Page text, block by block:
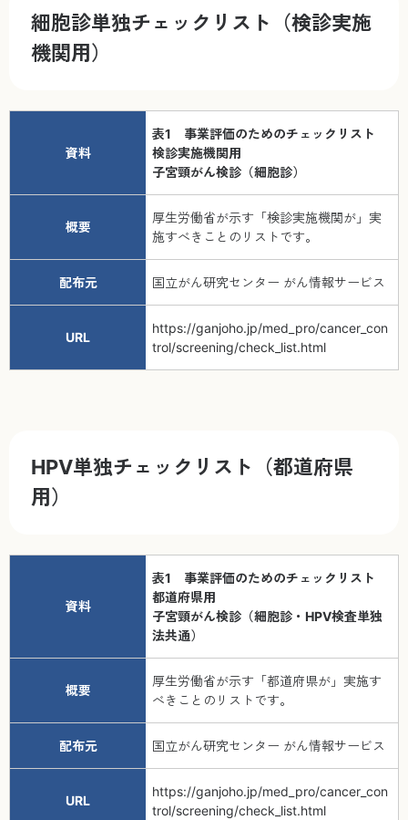
細胞診単独チェックリスト（検診実施
機関用）
資料
表1 事業評価のためのチェックリスト
検診実施機関用
子宮頸がん検診（細胞診）
概要
厚生労働省が示す「検診実施機関が」実
施すべきことのリストです。
配布元 国立がん研究センター がん情報サービス
URL
https://ganjoho.jp/med_pro/cancer_con
trol/screening/check_list.html
HPV単独チェックリスト（都道府県
用）
資料
表1 事業評価のためのチェックリスト
都道府県用
子宮頸がん検診（細胞診・HPV検査単独
法共通）
概要
厚生労働省が示す「都道府県が」実施す
べきことのリストです。
配布元 国立がん研究センター がん情報サービス
URL
https://ganjoho.jp/med_pro/cancer_con
trol/screening/check_list.html